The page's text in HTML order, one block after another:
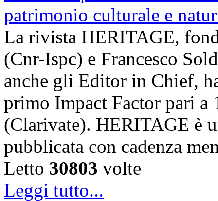
La rivista HERITAGE,
(Cnr-Ispc) e Francesco
anche gli Editor in Chief,
primo Impact Factor pari a
(Clarivate). HERITAGE è
pubblicata con cadenza
Letto 30803 volte
Leggi tutto...